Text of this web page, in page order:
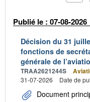
Publié le : 07-08-2026
Décision du 31
fonctions de
générale de
TRAA2621244S
31-07-2026
Date de
Document